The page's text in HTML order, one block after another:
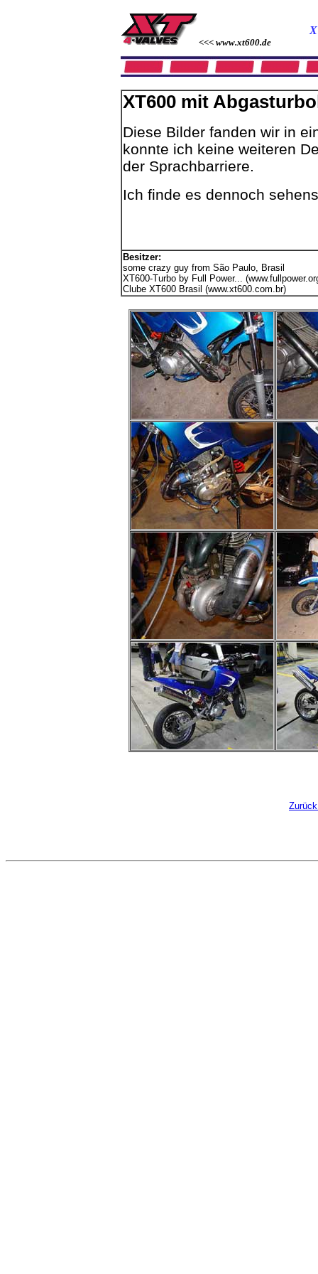
<<< www.xt600.de
XT600 mit
Diese Bilder fanden wir in
konnte ich keine weiteren
der Sprachbarriere.
Ich finde es dennoch
Besitzer:
some crazy guy from São Paulo, Brasil
XT600-Turbo by Full Power...
Clube XT600 Brasil (www.xt600.com.br)